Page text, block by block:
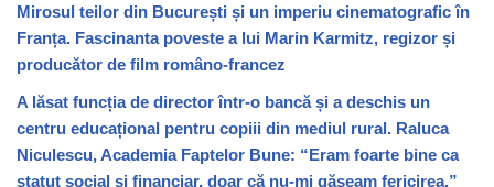
Mirosul teilor din București și un imperiu cinematografic în
Franța. Fascinanta poveste a lui Marin Karmitz, regizor și
producător de film româno-francez
A lăsat funcția de director într-o bancă și a deschis un
centru educațional pentru copiii din mediul rural. Raluca
Niculescu, Academia Faptelor Bune: “Eram foarte bine ca
statut social și financiar, doar că nu-mi găseam fericirea.”